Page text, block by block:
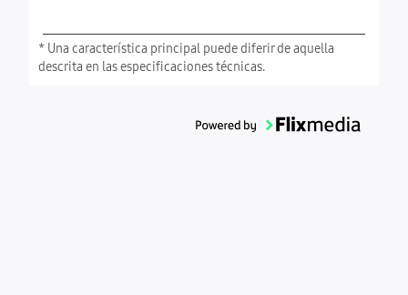
* Una característica principal puede diferir de aquella
descrita en las especificaciones técnicas.